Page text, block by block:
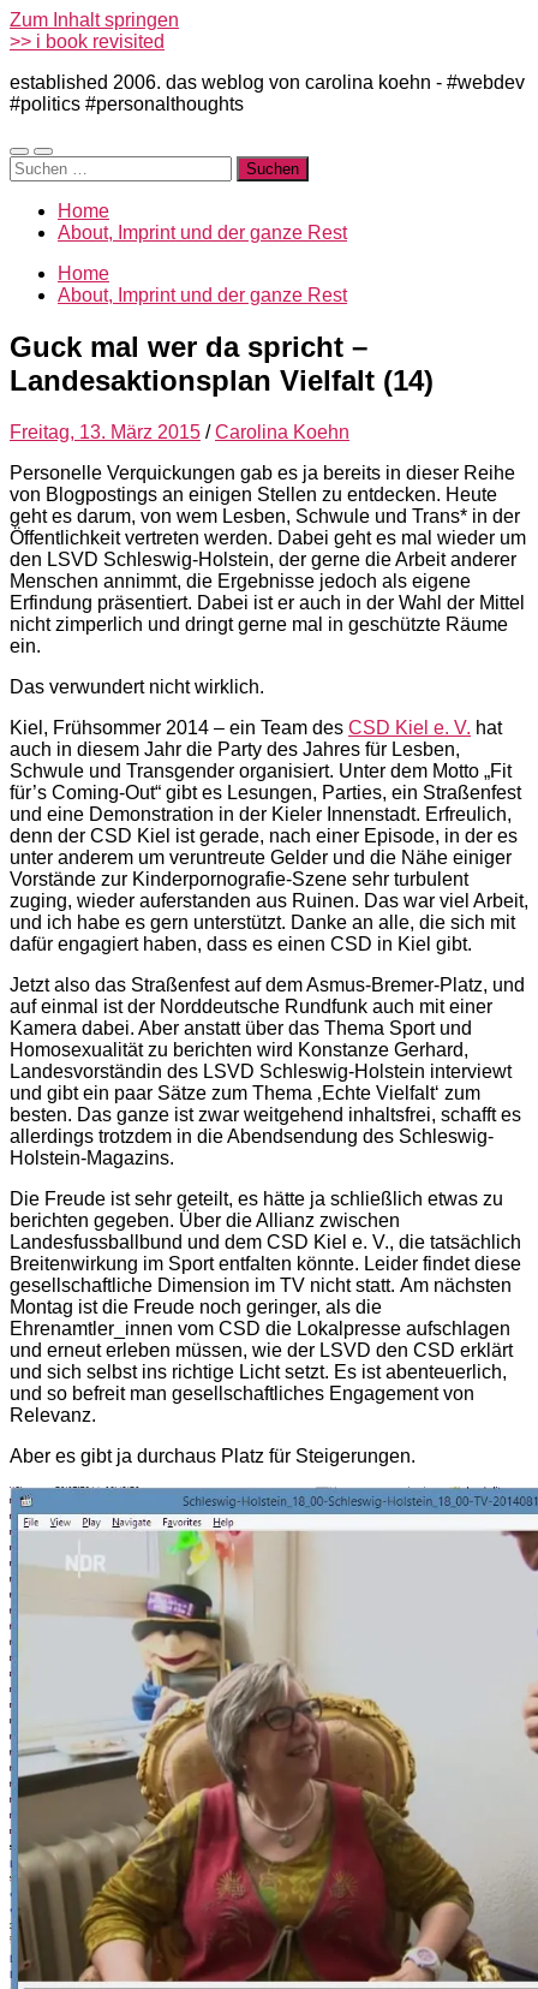
Zum Inhalt springen
>> i book revisited
established 2006. das weblog von carolina koehn - #webdev
#politics #personalthoughts
Mobile-
Menü
Suchfeld
ein-/ausblenden
Suchen
nach:
Home
About, Imprint und der ganze Rest
Home
About, Imprint und der ganze Rest
Guck mal wer da spricht –
Landesaktionsplan Vielfalt (14)
Freitag, 13. März 2015 /Carolina Koehn
Personelle Verquickungen gab es ja bereits in dieser Reihe
von Blogpostings an einigen Stellen zu entdecken. Heute
geht es darum, von wem Lesben, Schwule und Trans* in der
Öffentlichkeit vertreten werden. Dabei geht es mal wieder um
den LSVD Schleswig-Holstein, der gerne die Arbeit anderer
Menschen annimmt, die Ergebnisse jedoch als eigene
Erfindung präsentiert. Dabei ist er auch in der Wahl der Mittel
nicht zimperlich und dringt gerne mal in geschützte Räume
ein.
Das verwundert nicht wirklich.
Kiel, Frühsommer 2014 – ein Team des CSD Kiel e. V. hat
auch in diesem Jahr die Party des Jahres für Lesben,
Schwule und Transgender organisiert. Unter dem Motto „Fit
für’s Coming-Out“ gibt es Lesungen, Parties, ein Straßenfest
und eine Demonstration in der Kieler Innenstadt. Erfreulich,
denn der CSD Kiel ist gerade, nach einer Episode, in der es
unter anderem um veruntreute Gelder und die Nähe einiger
Vorstände zur Kinderpornografie-Szene sehr turbulent
zuging, wieder auferstanden aus Ruinen. Das war viel Arbeit,
und ich habe es gern unterstützt. Danke an alle, die sich mit
dafür engagiert haben, dass es einen CSD in Kiel gibt.
Jetzt also das Straßenfest auf dem Asmus-Bremer-Platz, und
auf einmal ist der Norddeutsche Rundfunk auch mit einer
Kamera dabei. Aber anstatt über das Thema Sport und
Homosexualität zu berichten wird Konstanze Gerhard,
Landesvorständin des LSVD Schleswig-Holstein interviewt
und gibt ein paar Sätze zum Thema ‚Echte Vielfalt‘ zum
besten. Das ganze ist zwar weitgehend inhaltsfrei, schafft es
allerdings trotzdem in die Abendsendung des Schleswig-
Holstein-Magazins.
Die Freude ist sehr geteilt, es hätte ja schließlich etwas zu
berichten gegeben. Über die Allianz zwischen
Landesfussballbund und dem CSD Kiel e. V., die tatsächlich
Breitenwirkung im Sport entfalten könnte. Leider findet diese
gesellschaftliche Dimension im TV nicht statt. Am nächsten
Montag ist die Freude noch geringer, als die
Ehrenamtler_innen vom CSD die Lokalpresse aufschlagen
und erneut erleben müssen, wie der LSVD den CSD erklärt
und sich selbst ins richtige Licht setzt. Es ist abenteuerlich,
und so befreit man gesellschaftliches Engagement von
Relevanz.
Aber es gibt ja durchaus Platz für Steigerungen.